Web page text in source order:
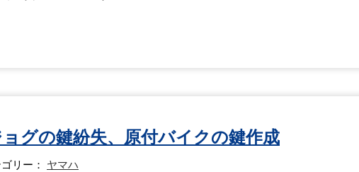
グの鍵紛失、原付バイクの鍵作成
リー： ヤマハ